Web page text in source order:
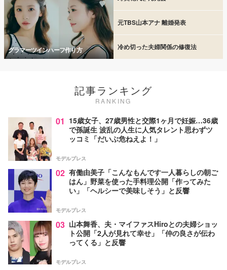
グラマーツインハーフ作り方
元TBS山本アナ 離婚発表
冷め切った夫婦関係の修復法
記事ランキング
RANKING
01 15歳女子、27歳男性と交際1ヶ月で妊娠…36歳
で孫誕生 波乱の人生に人気タレント思わずツ
ッコミ「だいぶ危ねえよ！」
モデルプレス
02 有働由美子「こんなもんです一人暮らしの朝ご
はん」野菜を使った手料理公開「作ってみた
い」「ヘルシーで美味しそう」と反響
モデルプレス
03 山本舞香、夫・マイファスHiroとの夫婦ショッ
ト公開「2人が見れて幸せ」「仲の良さが伝わ
ってくる」と反響
モデルプレス